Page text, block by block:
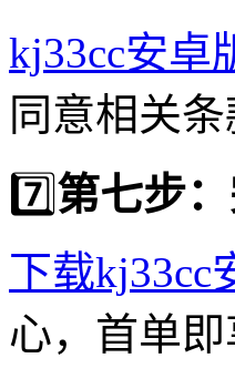
kj33cc安卓
同意相关条
7️⃣第七步
下载kj33cc
心，首单